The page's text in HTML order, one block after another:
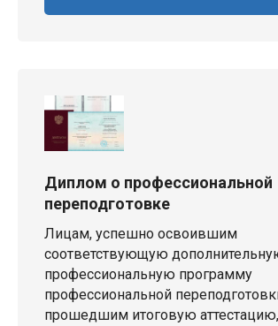
Диплом о профессиональной
переподготовке
Лицам, успешно освоившим
соответствующую
профессиональную программу
профессиональной
прошедшим итоговую